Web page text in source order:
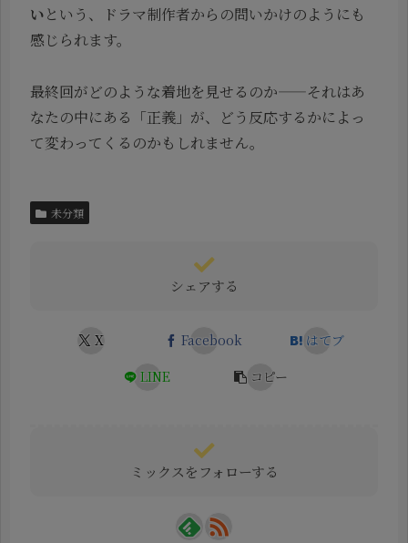
いという、ドラマ制作者からの問いかけのようにも
感じられます。
最終回がどのような着地を見せるのか——それはあ
なたの中にある「正義」が、どう反応するかによっ
て変わってくるのかもしれません。
未分類
シェアする
X Facebook
はてブ
LINE
コピー
ミックスをフォローする